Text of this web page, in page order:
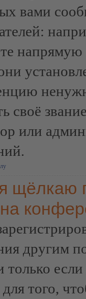
вами
напрямую
своё
или
щёлкаю
другим
только
того,